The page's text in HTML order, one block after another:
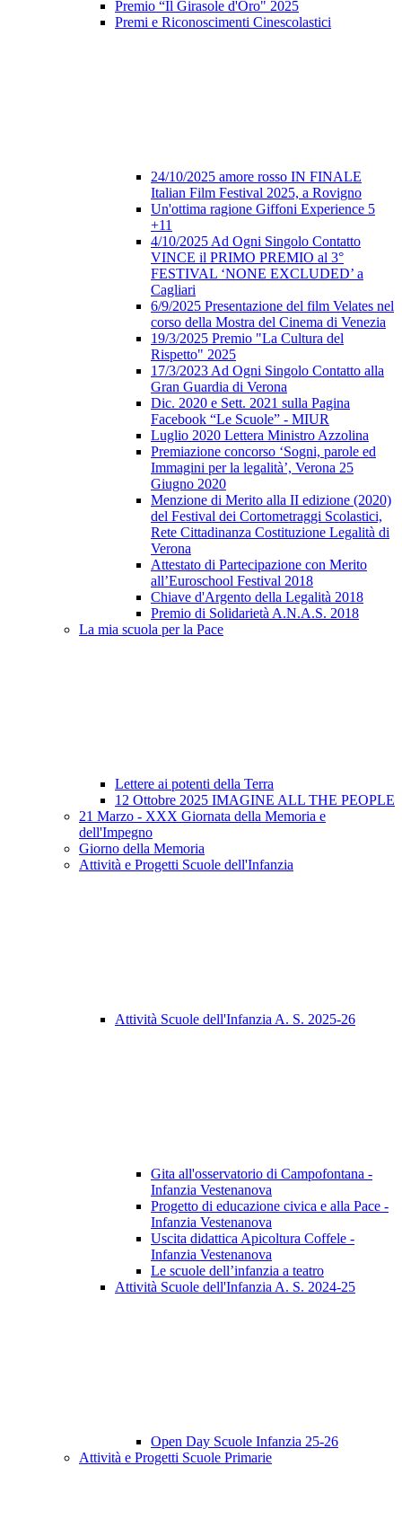
Premio “Il Girasole d'Oro" 2025
Premi e Riconoscimenti Cinescolastici
24/10/2025 amore rosso IN FINALE
Italian Film Festival 2025, a Rovigno
Un'ottima ragione Giffoni Experience 5
+11
4/10/2025 Ad Ogni Singolo Contatto
VINCE il PRIMO PREMIO al 3°
FESTIVAL ‘NONE EXCLUDED’ a
Cagliari
6/9/2025 Presentazione del film Velates nel
corso della Mostra del Cinema di Venezia
19/3/2025 Premio "La Cultura del
Rispetto" 2025
17/3/2023 Ad Ogni Singolo Contatto alla
Gran Guardia di Verona
Dic. 2020 e Sett. 2021 sulla Pagina
Facebook “Le Scuole” - MIUR
Luglio 2020 Lettera Ministro Azzolina
Premiazione concorso ‘Sogni, parole ed
Immagini per la legalità’, Verona 25
Giugno 2020
Menzione di Merito alla II edizione (2020)
del Festival dei Cortometraggi Scolastici,
Rete Cittadinanza Costituzione Legalità di
Verona
Attestato di Partecipazione con Merito
all’Euroschool Festival 2018
Chiave d'Argento della Legalità 2018
Premio di Solidarietà A.N.A.S. 2018
La mia scuola per la Pace
Lettere ai potenti della Terra
12 Ottobre 2025 IMAGINE ALL THE PEOPLE
21 Marzo - XXX Giornata della Memoria e
dell'Impegno
Giorno della Memoria
Attività e Progetti Scuole dell'Infanzia
Attività Scuole dell'Infanzia A. S. 2025-26
Gita all'osservatorio di Campofontana -
Infanzia Vestenanova
Progetto di educazione civica e alla Pace -
Infanzia Vestenanova
Uscita didattica Apicoltura Coffele -
Infanzia Vestenanova
Le scuole dell’infanzia a teatro
Attività Scuole dell'Infanzia A. S. 2024-25
Open Day Scuole Infanzia 25-26
Attività e Progetti Scuole Primarie